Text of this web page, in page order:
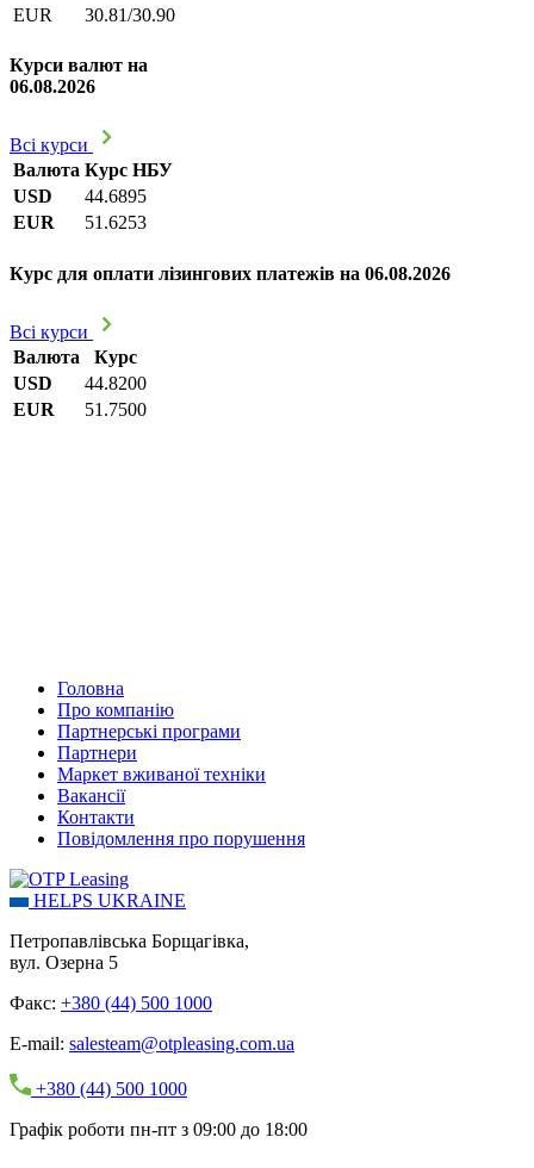
EUR
30.81/30.90
Курси валют на
06.08.2026
Всі курси
Валюта Курс НБУ
USD
44.6895
EUR
51.6253
Курс для оплати лізингових платежів на 06.08.2026
Всі курси
Валюта
Курс
USD
44.8200
EUR
51.7500
Головна
Про компанію
Партнерські програми
Партнери
Маркет вживаної техніки
Вакансії
Контакти
Повідомлення про порушення
HELPS UKRAINE
Петропавлівська Борщагівка,
вул. Озерна 5
Факс: +380 (44) 500 1000
E-mail: salesteam@otpleasing.com.ua
+380 (44) 500 1000
Графік роботи пн-пт з 09:00 до 18:00